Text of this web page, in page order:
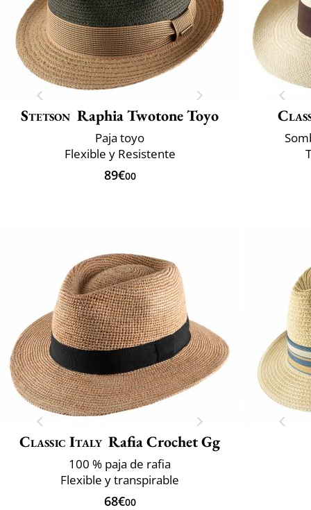
Stetson Raphia Twotone Toyo
Paja toyo
Flexible y Resistente
89€00
Classic Italy Rafia Crochet Gg
100 % paja de rafia
Flexible y transpirable
68€00